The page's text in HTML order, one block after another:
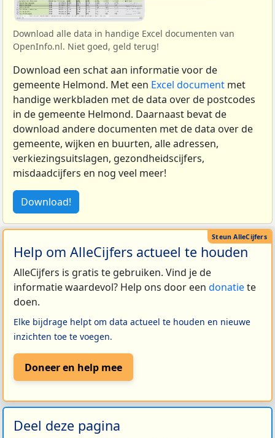
Download alle data in handige Excel documenten van
OpenInfo.nl. Niet goed, geld terug!
Download een schat aan informatie voor de
gemeente Helmond. Met een Excel document met
handige werkbladen met de data over de postcodes
in de gemeente Helmond. Daarnaast bevat de
download andere documenten met de data over de
gemeente, wijken en buurten, alle adressen,
verkiezingsuitslagen, gezondheidscijfers,
misdaadcijfers en nog veel meer!
Download!
Help om AlleCijfers actueel te houden
AlleCijfers is gratis te gebruiken. Vind je de
informatie waardevol? Help ons door een donatiete
doen.
Elke bijdrage helpt om data actueel te houden en nieuwe
inzichten toe te voegen.
Doneer en help mee
Deel deze pagina